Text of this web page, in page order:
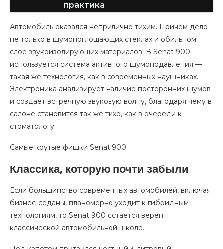
практика
Автомобиль оказался неприлично тихим. Причем дело
не только в шумопоглощающих стеклах и обильном
слое звукоизолирующих материалов. В Senat 900
используется система активного шумоподавления —
такая же технология, как в современных наушниках.
Электроника анализирует наличие посторонних шумов
и создает встречную звуковую волну, благодаря чему в
салоне становится так же тихо, как в очереди к
стоматологу.
Самые крутые фишки Senat 900
Классика, которую почти забыли
Если большинство современных автомобилей, включая
бизнес-седаны, планомерно уходит к гибридным
технологиям, то Senat 900 остается верен
классической автомобильной школе.